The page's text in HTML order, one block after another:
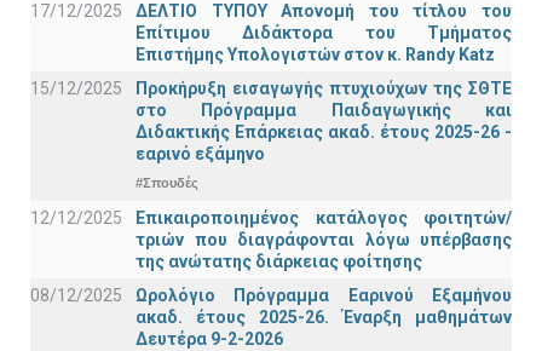
17/12/2025
ΔΕΛΤΙΟ ΤΥΠΟΥ Απονομή του τίτλου του
Επίτιμου Διδάκτορα του Τμήματος
Επιστήμης Υπολογιστών στον κ. Randy Katz
15/12/2025
Προκήρυξη εισαγωγής πτυχιούχων της ΣΘΤΕ
στο Πρόγραμμα Παιδαγωγικής και
Διδακτικής Επάρκειας ακαδ. έτους 2025-26 -
εαρινό εξάμηνο
#Σπουδές
12/12/2025
Επικαιροποιημένος κατάλογος φοιτητών/
τριών που διαγράφονται λόγω υπέρβασης
της ανώτατης διάρκειας φοίτησης
08/12/2025
Ωρολόγιο Πρόγραμμα Εαρινού Εξαμήνου
ακαδ. έτους 2025-26. Έναρξη μαθημάτων
Δευτέρα 9-2-2026